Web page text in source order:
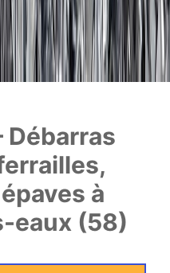
Débarras
à
eaux (58)